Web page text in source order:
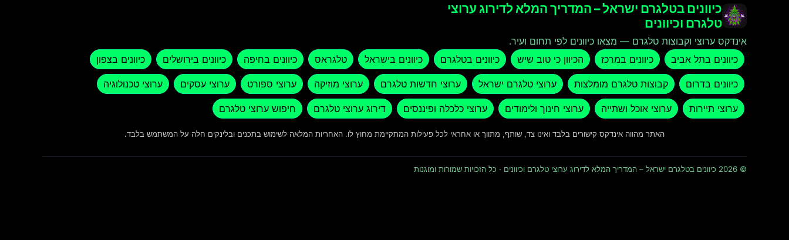
כיוונים בטלגרם ישראל – המדריך המלא לדירוג ערוצי
טלגרם וכיוונים
אינדקס ערוצי וקבוצות טלגרם — מצאו כיוונים לפי תחום ועיר.
כיוונים בתל אביב
כיוונים במרכז הכיוון כי טוב שיש כיוונים בטלגרם כיוונים בישראל טלגראס כיוונים בחיפה כיוונים בירושלים כיוונים בצפון
כיוונים בדרום קבוצות טלגרם מומלצות ערוצי טלגרם ישראל ערוצי חדשות טלגרם ערוצי מוזיקה ערוצי ספורט ערוצי עסקים ערוצי טכנולוגיה
ערוצי תיירות ערוצי אוכל ושתייה ערוצי חינוך ולימודים ערוצי כלכלה ופיננסים דירוג ערוצי טלגרם חיפוש ערוצי טלגרם
האתר מהווה אינדקס קישורים בלבד ואינו צד, שותף, מתווך או אחראי לכל פעילות המתקיימת מחוץ לו. האחריות המלאה לשימוש בתכנים ובלינקים חלה על המשתמש בלבד.
© 2026 כיוונים בטלגרם ישראל – המדריך המלא לדירוג ערוצי טלגרם וכיוונים · כל הזכויות שמורות ומוגנות